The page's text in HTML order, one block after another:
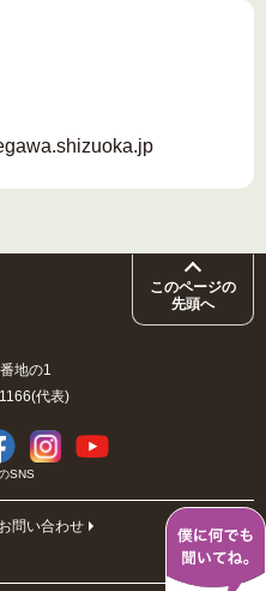
このページの
先頭へ
地の1
代表)
SNS
お問い合わせ